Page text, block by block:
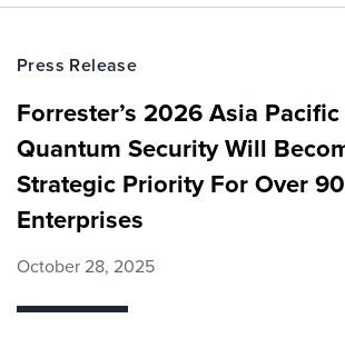
Press Release
Forrester’s 2026 Asia
Quantum Security Will
Strategic Priority For Over
Enterprises
October 28, 2025